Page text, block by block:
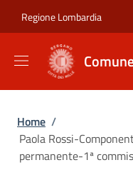
Regione Lombardia
Briciole di
Home /
Paola Rossi-
permanente-1ª